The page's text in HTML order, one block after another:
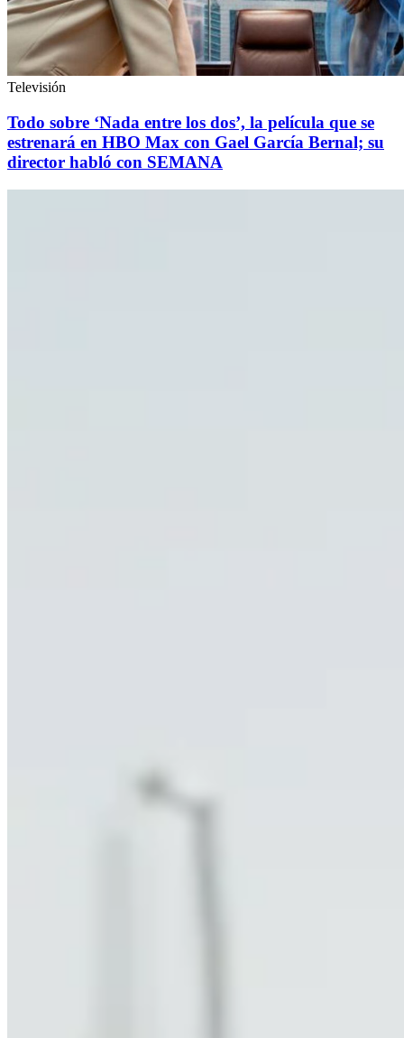
Televisión
Todo sobre ‘Nada entre los dos’, la película que se
estrenará en HBO Max con Gael García Bernal; su
director habló con SEMANA